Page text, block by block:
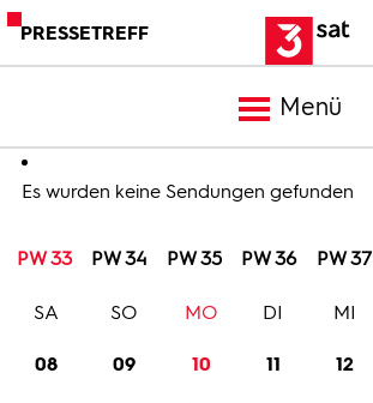
PRESSETREFF
Menü
Meldungen
Programm
Es wurden keine Sendungen gefunden
PW 33 PW 34 PW 35 PW 36 PW 37
08
SA
09
SO
10
MO
11
DI
12
MI